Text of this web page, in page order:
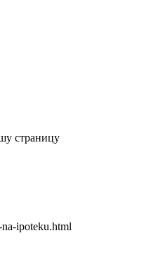
страницу
ipoteku.html